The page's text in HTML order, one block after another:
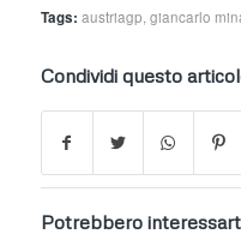
Tags: austriagp giancarlo
Condividi questo
Potrebbero